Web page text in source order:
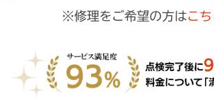
※修理をご希望の方はこち